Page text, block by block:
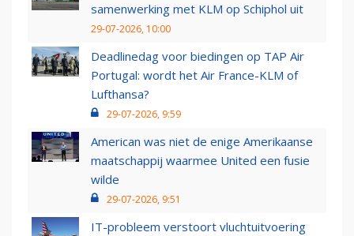
samenwerking met KLM op Schiphol uit
29-07-2026, 10:00
Deadlinedag voor biedingen op TAP Air
Portugal: wordt het Air France-KLM of
Lufthansa?
29-07-2026, 9:59
American was niet de enige Amerikaanse
maatschappij waarmee United een fusie
wilde
29-07-2026, 9:51
IT-probleem verstoort vluchtuitvoering